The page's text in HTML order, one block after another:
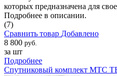
которых предназначена для
Подробнее в описании.
(7)
Сравнить товар Добавлено
8 800 руб.
за шт
Подробнее
Спутниковый комплект МТС